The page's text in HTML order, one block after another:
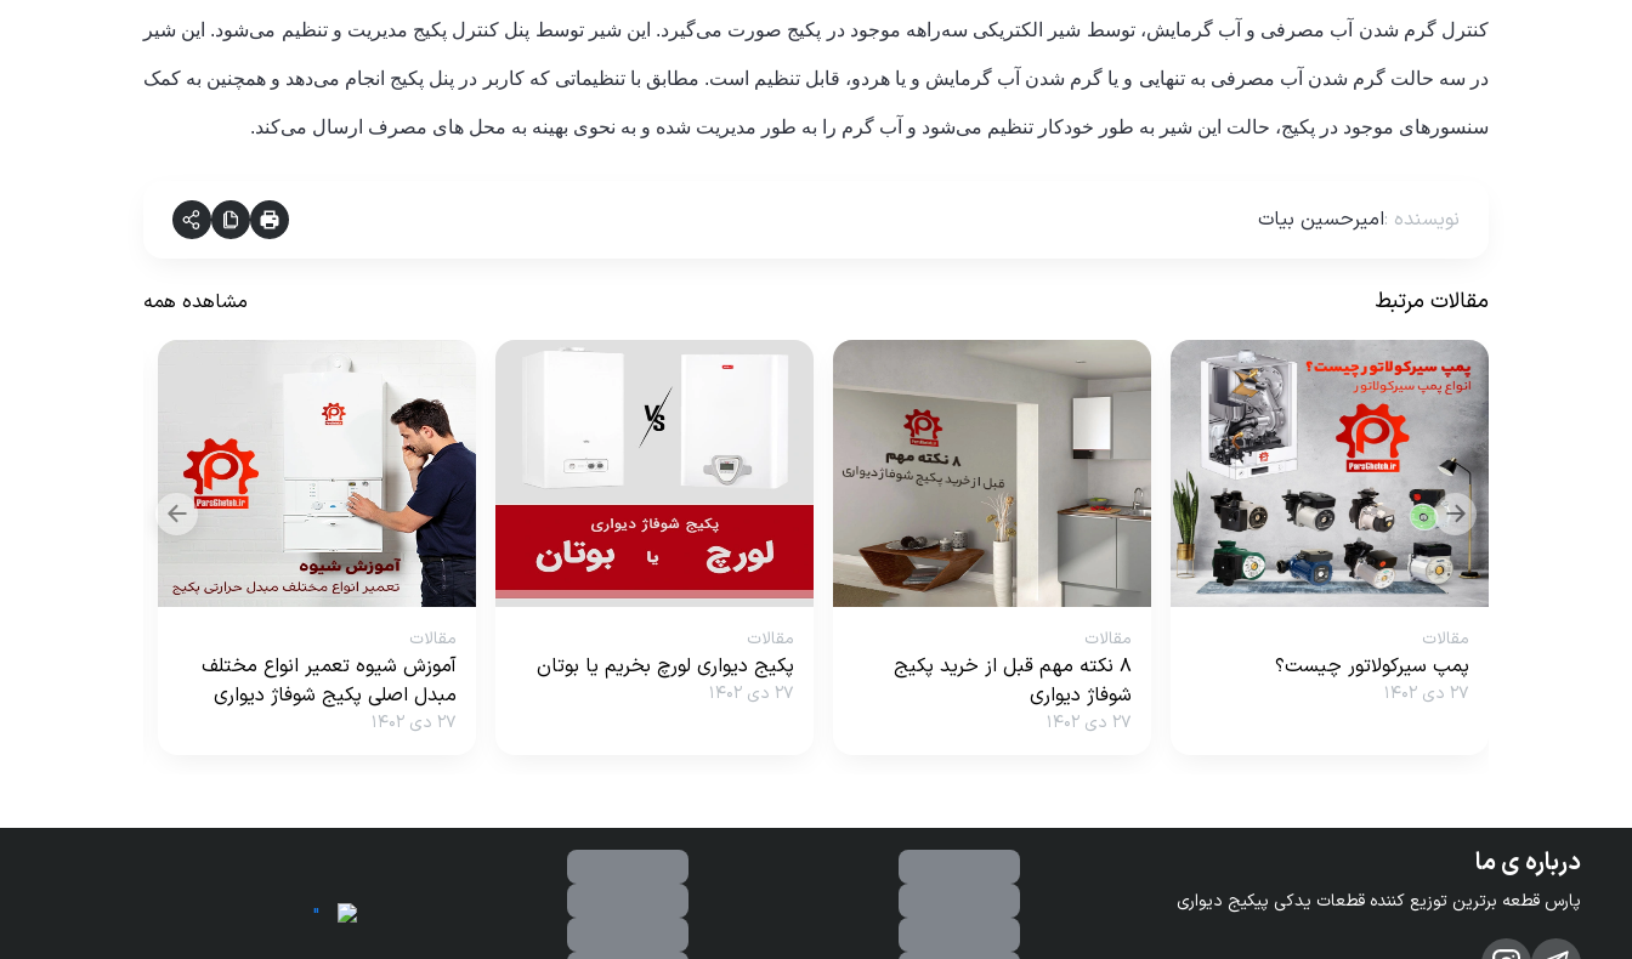
کنترل گرم شدن آب مصرفی و آب گرمایش، توسط شیر الکتریکی سه‌راهه موجود در پکیج صورت می‌گیرد. این شیر توسط پنل کنترل پکیج مدیریت و تنظیم می‌شود. این شیر
در سه حالت گرم شدن آب مصرفی به تنهایی و یا گرم شدن آب گرمایش و یا هردو، قابل تنظیم است. مطابق با تنظیماتی که کاربر در پنل پکیج انجام می‌دهد و همچنین به کمک
سنسورهای موجود در پکیج، حالت این شیر به طور خودکار تنظیم می‌شود و آب گرم را به طور مدیریت شده و به نحوی بهینه به محل های مصرف ارسال می‌کند.
نویسنده :امیرحسین بیات
مقالات مرتبط مشاهده همه
مقالات
پمپ سیرکولاتور چیست؟
۲۷ دی ۱۴۰۲
مقالات
۸ نکته مهم قبل از خرید پکیج
شوفاژ دیواری
۲۷ دی ۱۴۰۲
مقالات
پکیج دیواری لورچ بخریم یا بوتان
۲۷ دی ۱۴۰۲
مقالات
آموزش شیوه تعمیر انواع مختلف
مبدل اصلی پکیج شوفاژ دیواری
۲۷ دی ۱۴۰۲
درباره ی ما
پارس قطعه برترین توزیع کننده قطعات یدکی پیکیج دیواری